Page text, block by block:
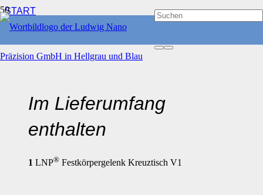
START
POSITIONIEREINHEITEN
Im Lieferumfang
enthalten
1 LNP® Festkörpergelenk Kreuztisch V1